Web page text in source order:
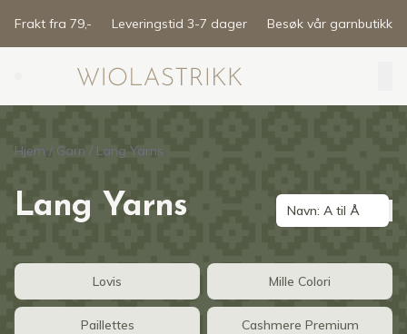
Frakt fra 79,- Leveringstid 3-7 dager Besøk vår garnbutikk
Search (⌘K)
Hjem / Garn / Lang Yarns
Lang Yarns Navn: A til Å
Lovis Mille Colori
Paillettes Cashmere Premium